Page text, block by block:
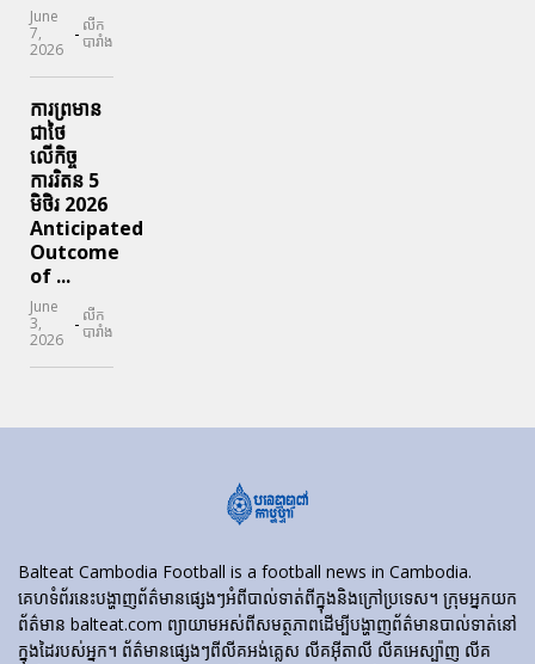
June
7,
2026
- លីក
បារាំង
ការព្រមាន
ជាថៃ
លើកិច្ច
ការរិតន 5
មិថិរ 2026
Anticipated
Outcome
of ...
June
3,
2026
- លីក
បារាំង
Balteat Cambodia Football is a football news in Cambodia.
គេហទំព័រ​នេះ​បង្ហាញ​ព័ត៌មាន​ផ្សេងៗ​អំពី​បាល់ទាត់​ពី​ក្នុង​និង​ក្រៅ​ប្រទេស។ ក្រុមអ្នកយក
ព័ត៌មាន balteat.com ព្យាយាមអស់ពីសមត្ថភាពដើម្បីបង្ហាញព័ត៌មានបាល់ទាត់នៅ
ក្នុងដៃរបស់អ្នក។ ព័ត៌មានផ្សេងៗពីលីគអង់គ្លេស លីគអ៊ីតាលី លីគអេស្ប៉ាញ លីគ